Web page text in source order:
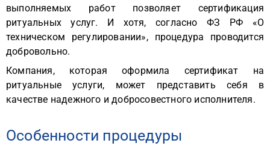
выполняемых работ позволяет сертификация
ритуальных услуг. И хотя, согласно ФЗ РФ «О
техническом регулировании», процедура проводится
добровольно.
Компания, которая оформила сертификат на
ритуальные услуги, может представить себя в
качестве надежного и добросовестного исполнителя.
Особенности процедуры